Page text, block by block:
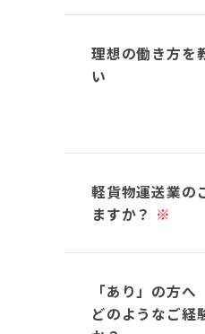
理想の働き方を
い
軽貨物運送業の
ますか？ ※
「あり」の方へ
どのようなご経